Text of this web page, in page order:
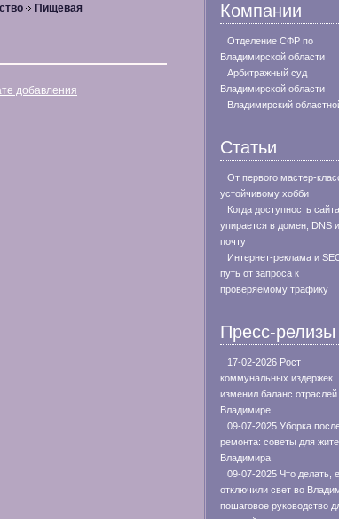
Пищевая
добавления
Компании
Отделение СФР по
Владимирской области
Арбитражный суд
Владимирской области
Владимирский
Статьи
От первого мастер-
устойчивому хобби
Когда доступность сайта
упирается в домен, DNS и
почту
Интернет-реклама и
путь от запроса к
проверяемому трафику
Пресс-релизы
17-02-2026 Рост
коммунальных издержек
изменил баланс отраслей
Владимире
09-07-2025 Уборка
ремонта: советы для
Владимира
09-07-2025 Что делать,
отключили свет во
пошаговое руководство